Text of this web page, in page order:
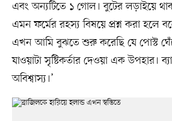
এবং অন্যটিতে ১ গোল। বুটের লড়াইয়ে
এমন ফর্মের রহস্য বিষয়ে প্রশ্ন করা হলে
এখন আমি বুঝতে শুরু করেছি যে পোস্ট
যাওয়াটা সৃষ্টিকর্তার দেওয়া এক উপহার।
অবিশ্বাস্য।’